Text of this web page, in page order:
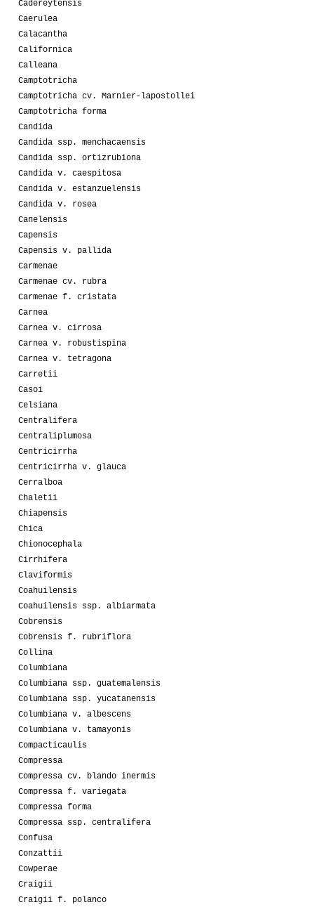
Cadereytensis
Caerulea
Calacantha
Californica
Calleana
Camptotricha
Camptotricha cv. Marnier-lapostollei
Camptotricha forma
Candida
Candida ssp. menchacaensis
Candida ssp. ortizrubiona
Candida v. caespitosa
Candida v. estanzuelensis
Candida v. rosea
Canelensis
Capensis
Capensis v. pallida
Carmenae
Carmenae cv. rubra
Carmenae f. cristata
Carnea
Carnea v. cirrosa
Carnea v. robustispina
Carnea v. tetragona
Carretii
Casoi
Celsiana
Centralifera
Centraliplumosa
Centricirrha
Centricirrha v. glauca
Cerralboa
Chaletii
Chiapensis
Chica
Chionocephala
Cirrhifera
Claviformis
Coahuilensis
Coahuilensis ssp. albiarmata
Cobrensis
Cobrensis f. rubriflora
Collina
Columbiana
Columbiana ssp. guatemalensis
Columbiana ssp. yucatanensis
Columbiana v. albescens
Columbiana v. tamayonis
Compacticaulis
Compressa
Compressa cv. blando inermis
Compressa f. variegata
Compressa forma
Compressa ssp. centralifera
Confusa
Conzattii
Cowperae
Craigii
Craigii f. polanco